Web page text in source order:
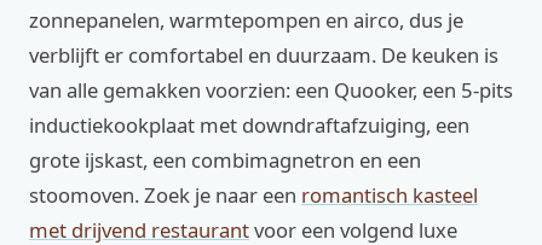
zonnepanelen, warmtepompen en airco, dus je
verblijft er comfortabel en duurzaam. De keuken is
van alle gemakken voorzien: een Quooker, een 5-pits
inductiekookplaat met downdraftafzuiging, een
grote ijskast, een combimagnetron en een
stoomoven. Zoek je naar een romantisch kasteel
met drijvend restaurantvoor een volgend luxe